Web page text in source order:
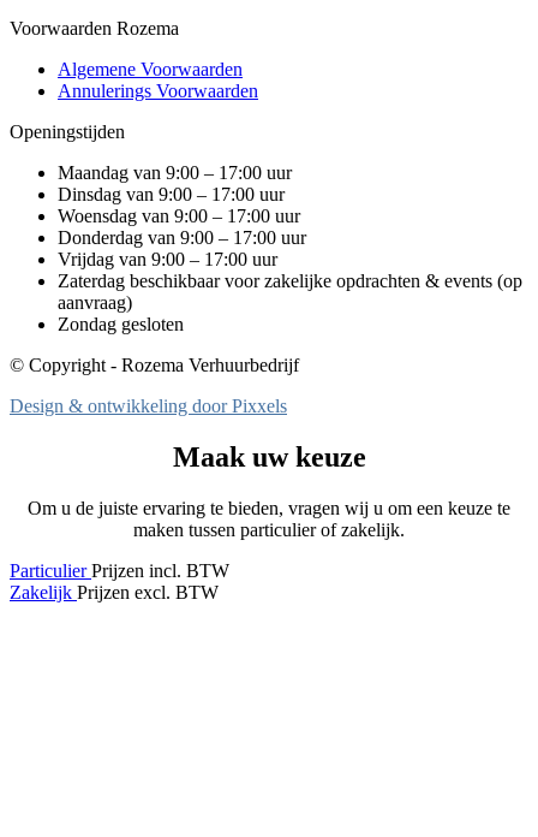
Voorwaarden Rozema
Algemene Voorwaarden
Annulerings Voorwaarden
Openingstijden
Maandag van 9:00 – 17:00 uur
Dinsdag van 9:00 – 17:00 uur
Woensdag van 9:00 – 17:00 uur
Donderdag van 9:00 – 17:00 uur
Vrijdag van 9:00 – 17:00 uur
Zaterdag beschikbaar voor zakelijke opdrachten & events (op
aanvraag)
Zondag gesloten
© Copyright - Rozema Verhuurbedrijf
Design & ontwikkeling door Pixxels
Maak uw keuze
Om u de juiste ervaring te bieden, vragen wij u om een keuze te
maken tussen particulier of zakelijk.
ParticulierPrijzen incl. BTW
Zakelijk Prijzen excl. BTW